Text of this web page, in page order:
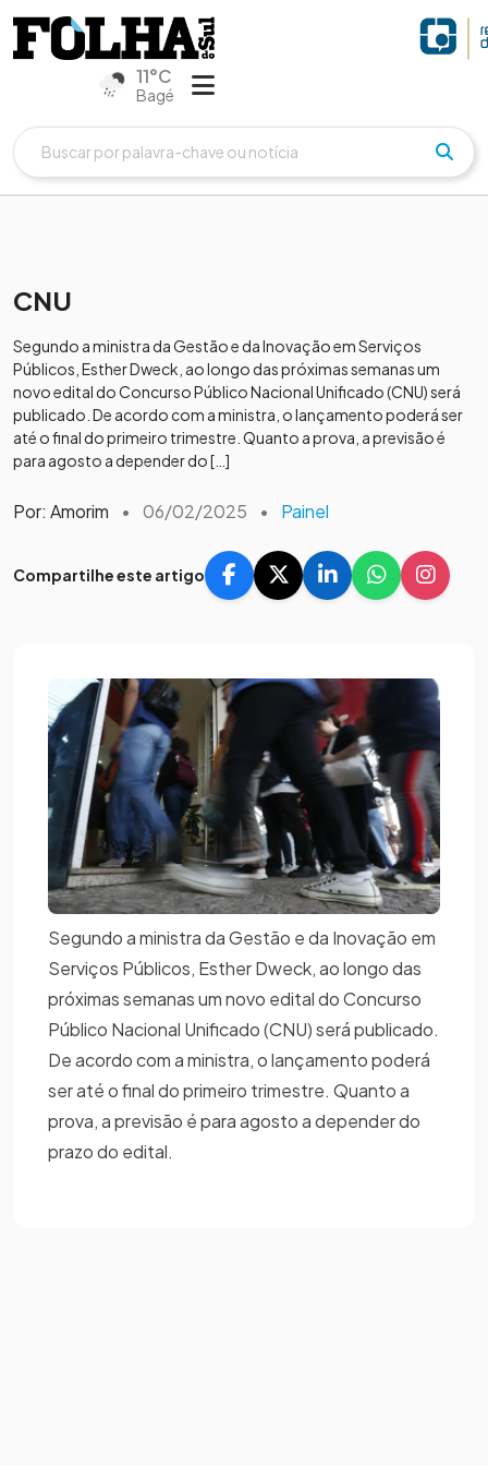
11°C
Bagé
CNU
Segundo a ministra da Gestão e da Inovação em Serviços
Públicos, Esther Dweck, ao longo das próximas semanas um
novo edital do Concurso Público Nacional Unificado (CNU) será
publicado. De acordo com a ministra, o lançamento poderá ser
até o final do primeiro trimestre. Quanto a prova, a previsão é
para agosto a depender do […]
Por: Amorim • 06/02/2025 • Painel
Compartilhe este artigo
Segundo a ministra da Gestão e da Inovação em
Serviços Públicos, Esther Dweck, ao longo das
próximas semanas um novo edital do Concurso
Público Nacional Unificado (CNU) será publicado.
De acordo com a ministra, o lançamento poderá
ser até o final do primeiro trimestre. Quanto a
prova, a previsão é para agosto a depender do
prazo do edital.